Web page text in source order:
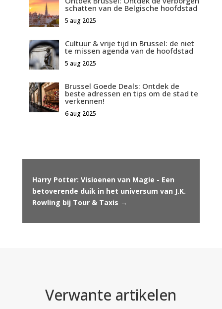
schatten van de Belgische hoofdstad
5 aug 2025
Cultuur & vrije tijd in Brussel: de niet
te missen agenda van de hoofdstad
5 aug 2025
Brussel Goede Deals: Ontdek de
beste adressen en tips om de stad te
verkennen!
6 aug 2025
Harry Potter: Visioenen van Magie - Een
betoverende duik in het universum van J.K.
Rowling bij Tour & Taxis →
Verwante artikelen